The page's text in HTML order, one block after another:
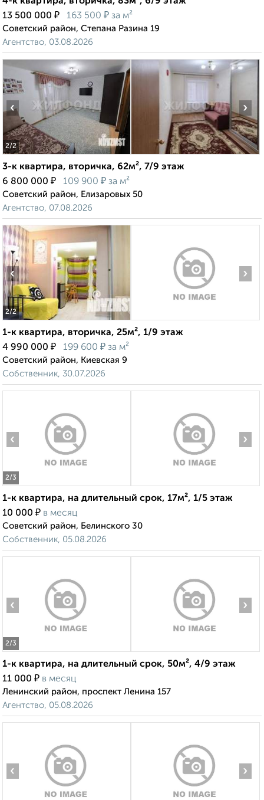
13 500 000 ₽ 163 500 ₽ за м²
Советский район, Степана Разина 19
Агентство, 03.08.2026
2/2
‹ ›
3-к квартира, вторичка, 62м², 7/9 этаж
6 800 000 ₽ 109 900 ₽ за м²
Советский район, Елизаровых 50
Агентство, 07.08.2026
2/2
‹ ›
1-к квартира, вторичка, 25м², 1/9 этаж
4 990 000 ₽ 199 600 ₽ за м²
Советский район, Киевская 9
Собственник, 30.07.2026
2/3
‹ ›
1-к квартира, на длительный срок, 17м², 1/5 этаж
10 000 ₽ в месяц
Советский район, Белинского 30
Собственник, 05.08.2026
2/3
‹ ›
1-к квартира, на длительный срок, 50м², 4/9 этаж
11 000 ₽ в месяц
Ленинский район, проспект Ленина 157
Агентство, 05.08.2026
‹ ›